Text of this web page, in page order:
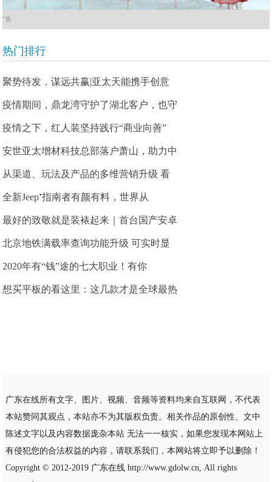
广告
热门排行
聚势待发，谋远共赢|亚太天能携手创意
疫情期间，鼎龙湾守护了湖北客户，也守
疫情之下，红人装坚持践行“商业向善”
安世亚太增材科技总部落户萧山，助力中
从渠道、玩法及产品的多维营销升级 看
全新Jeep⁺指南者有颜有料，世界从
最好的致敬就是装裱起来｜首台国产安卓
北京地铁满载率查询功能升级 可实时显
2020年有“钱”途的七大职业！有你
想买平板的看这里：这几款才是全球最热
广东在线所有文字、图片、视频、音频等资料均来自互联网，不代表
本站赞同其观点，本站亦不为其版权负责。相关作品的原创性、文中
陈述文字以及内容数据庞杂本站 无法一一核实，如果您发现本网站上
有侵犯您的合法权益的内容，请联系我们，本网站将立即予以删除！
Copyright © 2012-2019 广东在线http://www.gdolw.cn, All rights